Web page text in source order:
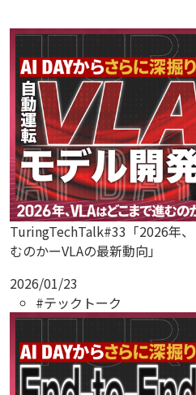
TuringTechTalk#33「2026年
むのかーVLAの最新動向」
2026/01/23
#テックトーク